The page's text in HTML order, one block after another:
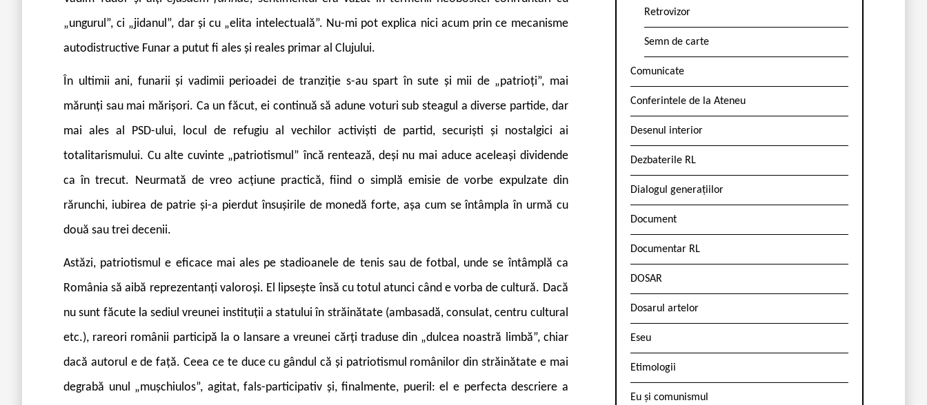
„ungurul”, ci „jidanul”, dar și cu „elita intelectuală”. Nu-mi pot explica nici acum prin ce mecanisme
autodistructive Funar a putut fi ales și reales primar al Clujului.
În ultimii ani, funarii și vadimii perioadei de tranziție s-au spart în sute și mii de „patrioți”, mai
mărunți sau mai mărișori. Ca un făcut, ei continuă să adune voturi sub steagul a diverse partide, dar
mai ales al PSD-ului, locul de refugiu al vechilor activiști de partid, securiști și nostalgici ai
totalitarismului. Cu alte cuvinte „patriotismul” încă rentează, deși nu mai aduce aceleași dividende
ca în trecut. Neurmată de vreo acțiune practică, fiind o simplă emisie de vorbe expulzate din
rărunchi, iubirea de patrie și-a pierdut însușirile de monedă forte, așa cum se întâmpla în urmă cu
două sau trei decenii.
Astăzi, patriotismul e eficace mai ales pe stadioanele de tenis sau de fotbal, unde se întâmplă ca
România să aibă reprezentanți valoroși. El lipsește însă cu totul atunci când e vorba de cultură. Dacă
nu sunt făcute la sediul vreunei instituții a statului în străinătate (ambasadă, consulat, centru cultural
etc.), rareori românii participă la o lansare a vreunei cărți traduse din „dulcea noastră limbă”, chiar
dacă autorul e de față. Ceea ce te duce cu gândul că și patriotismul românilor din străinătate e mai
degrabă unul „mușchiulos”, agitat, fals-participativ și, finalmente, pueril: el e perfecta descriere a
Retrovizor
Semn de carte
Comunicate
Conferintele de la Ateneu
Desenul interior
Dezbaterile RL
Dialogul generațiilor
Document
Documentar RL
DOSAR
Dosarul artelor
Eseu
Etimologii
Eu și comunismul